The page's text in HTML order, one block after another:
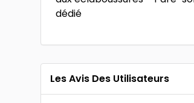
dédié
Les Avis Des Utilisateurs